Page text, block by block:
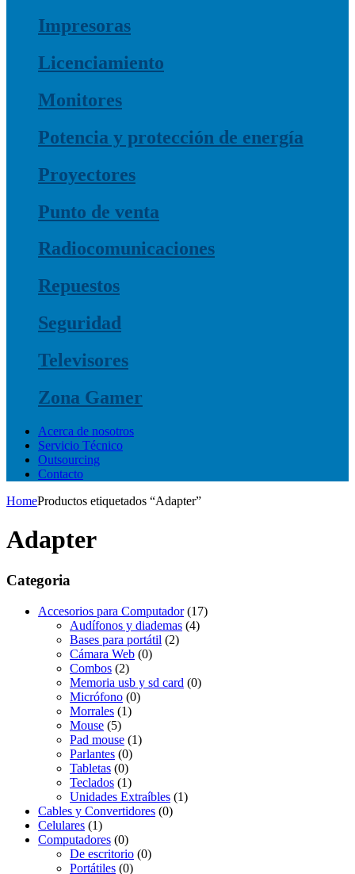
Impresoras
Licenciamiento
Monitores
Potencia y protección de energía
Proyectores
Punto de venta
Radiocomunicaciones
Repuestos
Seguridad
Televisores
Zona Gamer
Acerca de nosotros
Servicio Técnico
Outsourcing
Contacto
HomeProductos etiquetados “Adapter”
Adapter
Categoria
Accesorios para Computador (17)
Audífonos y diademas (4)
Bases para portátil (2)
Cámara Web (0)
Combos (2)
Memoria usb y sd card (0)
Micrófono (0)
Morrales (1)
Mouse (5)
Pad mouse (1)
Parlantes (0)
Tabletas (0)
Teclados (1)
Unidades Extraíbles (1)
Cables y Convertidores (0)
Celulares (1)
Computadores (0)
De escritorio (0)
Portátiles (0)